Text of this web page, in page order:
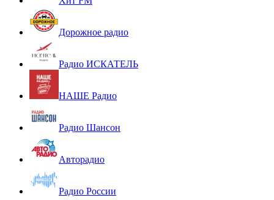
Дорожное радио
Радио ИСКАТЕЛЬ
НАШЕ Радио
Радио Шансон
Авторадио
Радио России